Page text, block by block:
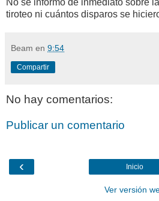
tiroteo ni cuántos disparos se
Beam en 9:54
Compartir
No hay comentarios:
Publicar un comentario
‹ Inicio
Ver versión